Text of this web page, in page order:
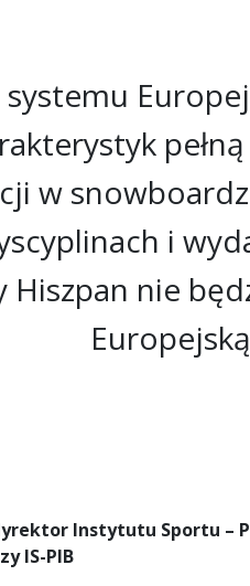
w
i
Hiszpan nie
Instytutu Sportu –
IS-PIB